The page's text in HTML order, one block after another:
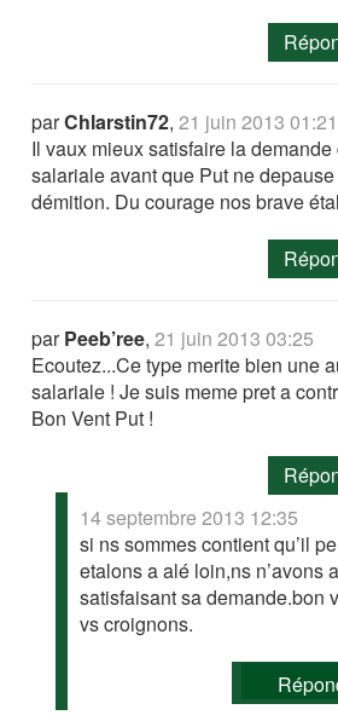
parChlarstin72,21 juin 2013 01:21
Il vaux mieux satisfaire la
salariale avant que Put ne
démition. Du courage nos brave
parPeeb’ree,21 juin 2013 03:25
Ecoutez...Ce type merite bien une
salariale ! Je suis meme pret a
Bon Vent Put !
14 septembre 2013 12:35
si ns sommes contient qu’il
etalons a alé loin,ns n’avons
satisfaisant sa demande.bon
vs croignons.